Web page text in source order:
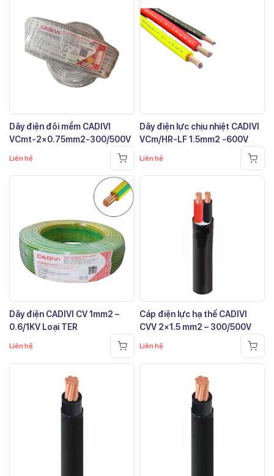
Dây điện đôi mềm CADIVI
VCmt-2×0.75mm2-300/500V
Liên hệ
Dây điện lực chịu nhiệt CADIVI
VCm/HR-LF 1.5mm2 -600V
Liên hệ
Dây điện CADIVI CV 1mm2 –
0.6/1KV Loại TER
Liên hệ
Cáp điện lực hạ thế CADIVI
CVV 2×1.5 mm2 – 300/500V
Liên hệ